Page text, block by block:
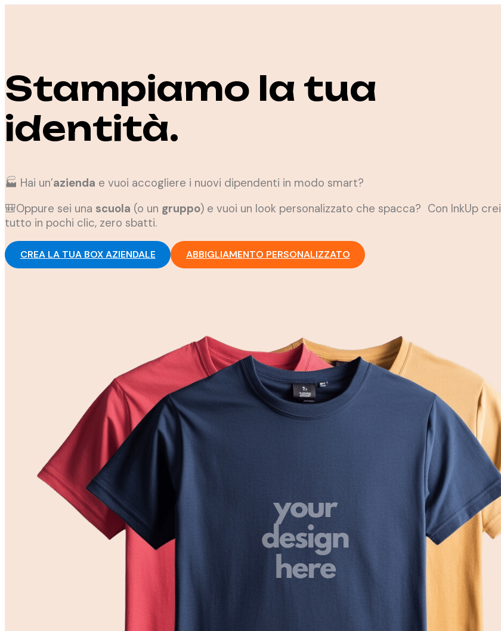
Stampiamo la tua
identità.
🏭 Hai un’azienda e vuoi accogliere i nuovi dipendenti in modo smart?
🎒Oppure sei una scuola (o un gruppo) e vuoi un look personalizzato che spacca? Con InkUp crei
tutto in pochi clic, zero sbatti.
CREA LA TUA BOX AZIENDALE ABBIGLIAMENTO PERSONALIZZATO